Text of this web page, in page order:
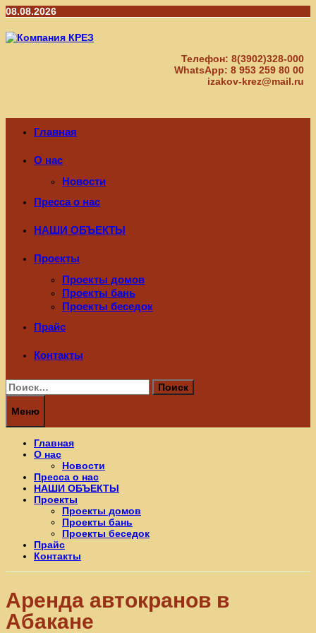
Перейти
содержимому
08.08.2026
Телефон: 8(3902)328-000
WhatsApp: 8 953 259 80 00
izakov-krez@mail.ru
Главная
О нас
Новости
Пресса о нас
НАШИ ОБЪЕКТЫ
Проекты
Проекты домов
Проекты бань
Проекты беседок
Прайс
Контакты
Найти:
Меню
Главная
О нас
Новости
Пресса о нас
НАШИ ОБЪЕКТЫ
Проекты
Проекты домов
Проекты бань
Проекты беседок
Прайс
Контакты
Аренда автокранов в
Абакане